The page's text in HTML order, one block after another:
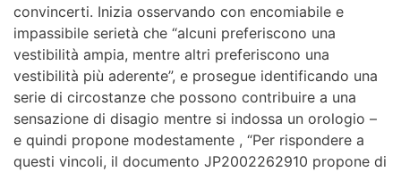
convincerti. Inizia osservando con encomiabile e
impassibile serietà che “alcuni preferiscono una
vestibilità ampia, mentre altri preferiscono una
vestibilità più aderente”, e prosegue identificando una
serie di circostanze che possono contribuire a una
sensazione di disagio mentre si indossa un orologio –
e quindi propone modestamente , “Per rispondere a
questi vincoli, il documento JP2002262910 propone di